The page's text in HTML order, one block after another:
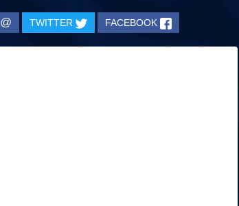
FACEBOOK
TWITTER
@